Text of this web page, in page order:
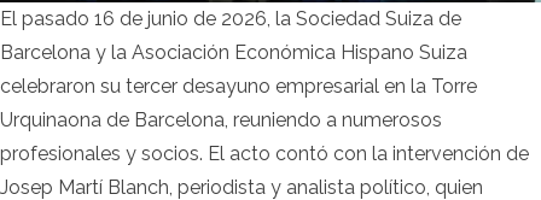
El pasado 16 de junio de 2026, la Sociedad Suiza de
Barcelona y la Asociación Económica Hispano Suiza
celebraron su tercer desayuno empresarial en la Torre
Urquinaona de Barcelona, reuniendo a numerosos
profesionales y socios. El acto contó con la intervención de
Josep Martí Blanch, periodista y analista político, quien